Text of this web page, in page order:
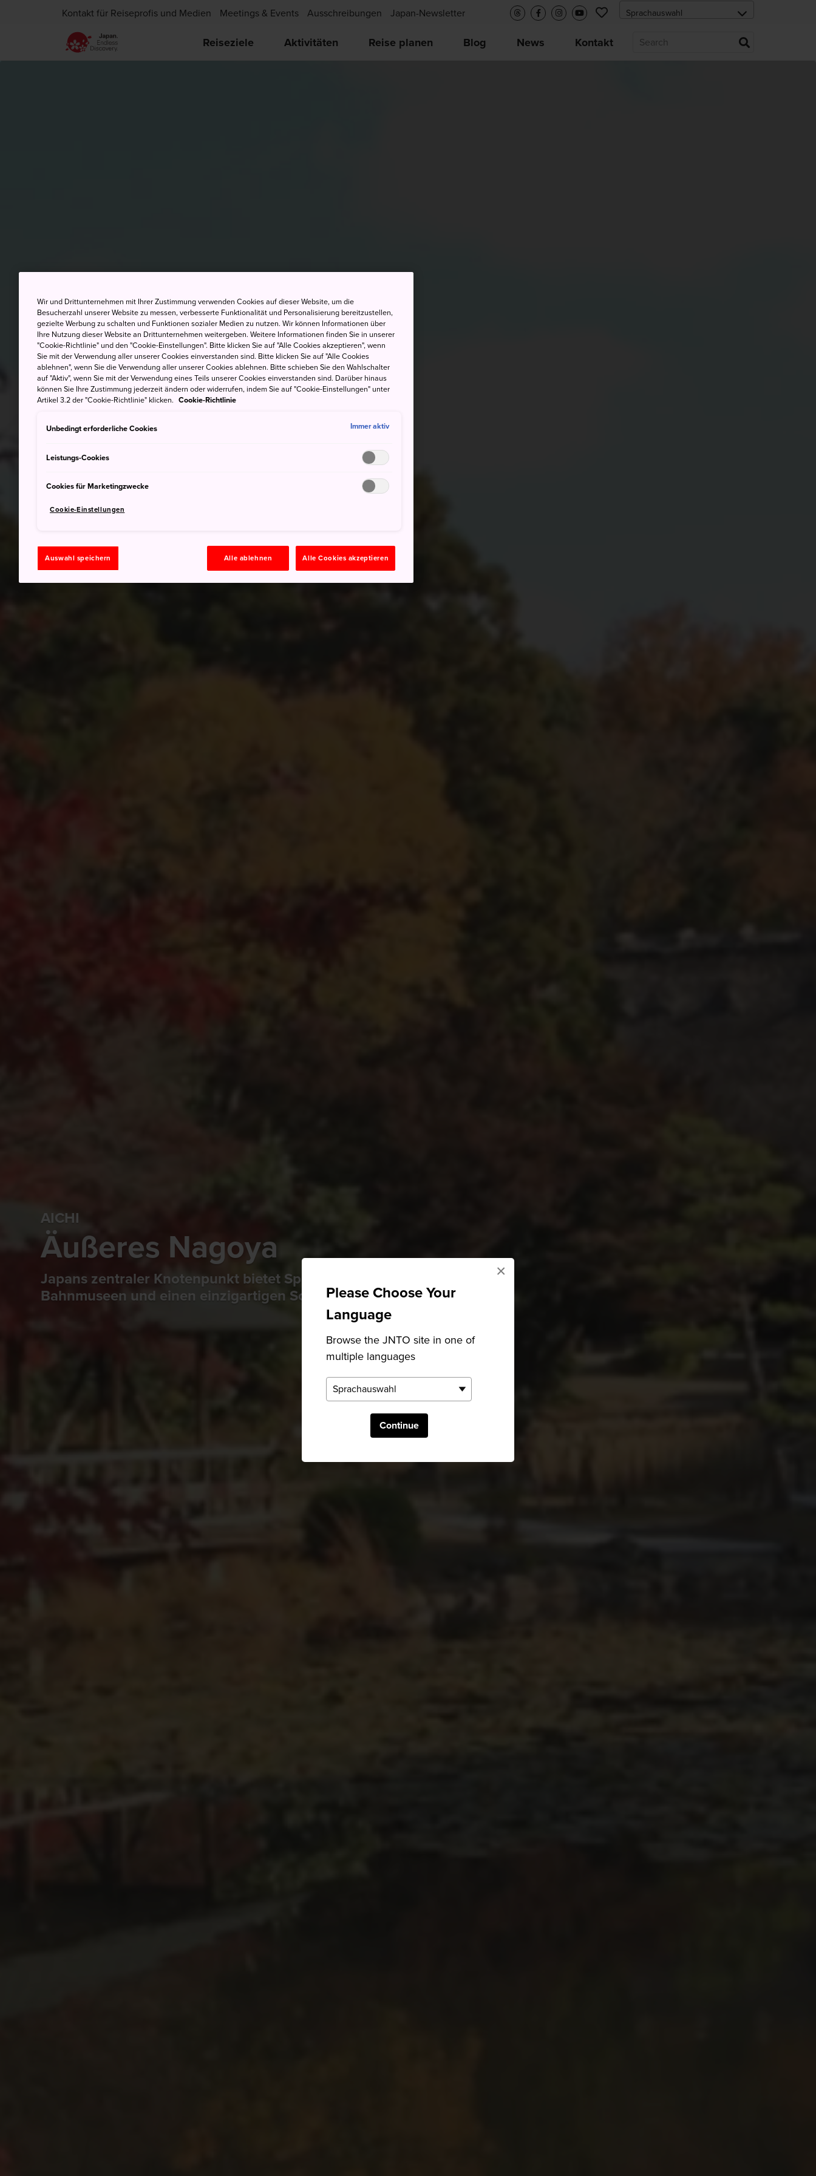
Please Choose Your
Language
Browse the JNTO site in one of
multiple languages
Continue
×
Kontakt für Reiseprofis und Medien Meetings & Events Ausschreibungen Japan-Newsletter
Reiseziele Aktivitäten Reise planen Blog News Kontakt
AICHI
Äußeres Nagoya
Japans zentraler Knotenpunkt bietet Spaß im Legoland, Straßen- und
Bahnmuseen und einen einzigartigen Schatz
Wir und Drittunternehmen mit Ihrer Zustimmung verwenden Cookies auf dieser Website, um die
Besucherzahl unserer Website zu messen, verbesserte Funktionalität und Personalisierung bereitzustellen,
gezielte Werbung zu schalten und Funktionen sozialer Medien zu nutzen. Wir können Informationen über
Ihre Nutzung dieser Website an Drittunternehmen weitergeben. Weitere Informationen finden Sie in unserer
"Cookie-Richtlinie" und den "Cookie-Einstellungen". Bitte klicken Sie auf "Alle Cookies akzeptieren", wenn
Sie mit der Verwendung aller unserer Cookies einverstanden sind. Bitte klicken Sie auf "Alle Cookies
ablehnen", wenn Sie die Verwendung aller unserer Cookies ablehnen. Bitte schieben Sie den Wahlschalter
auf "Aktiv", wenn Sie mit der Verwendung eines Teils unserer Cookies einverstanden sind. Darüber hinaus
können Sie Ihre Zustimmung jederzeit ändern oder widerrufen, indem Sie auf "Cookie-Einstellungen" unter
Artikel 3.2 der "Cookie-Richtlinie" klicken. Cookie-Richtlinie
Unbedingt erforderliche Cookies Immer aktiv
Leistungs-Cookies
Cookies für Marketingzwecke
Cookie-Einstellungen
Auswahl speichern Alle ablehnen Alle Cookies akzeptieren